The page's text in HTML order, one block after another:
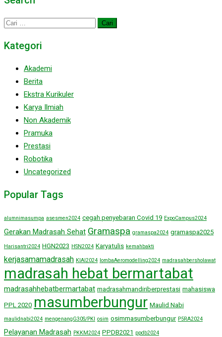
Cari
Kategori
Akademi
Berita
Ekstra Kurikuler
Karya Ilmiah
Non Akademik
Pramuka
Prestasi
Robotika
Uncategorized
Popular Tags
alumnimasumpa asesmen2024 cegah penyebaran Covid 19 ExpoCampus2024
Gerakan Madrasah Sehat Gramaspa gramaspa2024 gramaspa2025
Harisantri2024 HGN2023 HSN2024 Karyatulis kemahbakti
kerjasamamadrasah KIAI2024 lombaAeromodelling2024 madrasahbersholawat
madrasah hebat bermartabat
madrasahhebatbermartabat madrasahmandiriberprestasi mahasiswa
PPL 2020 masumberbungur Maulid Nabi
maulidnabi2024 mengenangG30S/PKI osim osimmasumberbungur P5RA2024
Pelayanan Madrasah PKKM2024 PPDB2021 ppdb2024